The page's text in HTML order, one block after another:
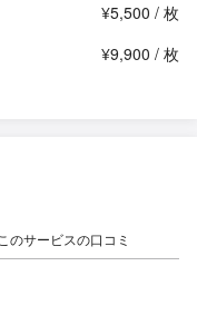
¥5,500 / 枚
¥9,900 / 枚
このサービスの口コミ